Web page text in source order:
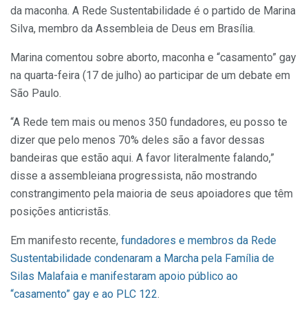
da maconha. A Rede Sustentabilidade é o partido de Marina
Silva, membro da Assembleia de Deus em Brasília.
Marina comentou sobre aborto, maconha e “casamento” gay
na quarta-feira (17 de julho) ao participar de um debate em
São Paulo.
“A Rede tem mais ou menos 350 fundadores, eu posso te
dizer que pelo menos 70% deles são a favor dessas
bandeiras que estão aqui. A favor literalmente falando,”
disse a assembleiana progressista, não mostrando
constrangimento pela maioria de seus apoiadores que têm
posições anticristãs.
Em manifesto recente, fundadores e membros da Rede
Sustentabilidade condenaram a Marcha pela Família de
Silas Malafaia e manifestaram apoio público ao
“casamento” gay e ao PLC 122.